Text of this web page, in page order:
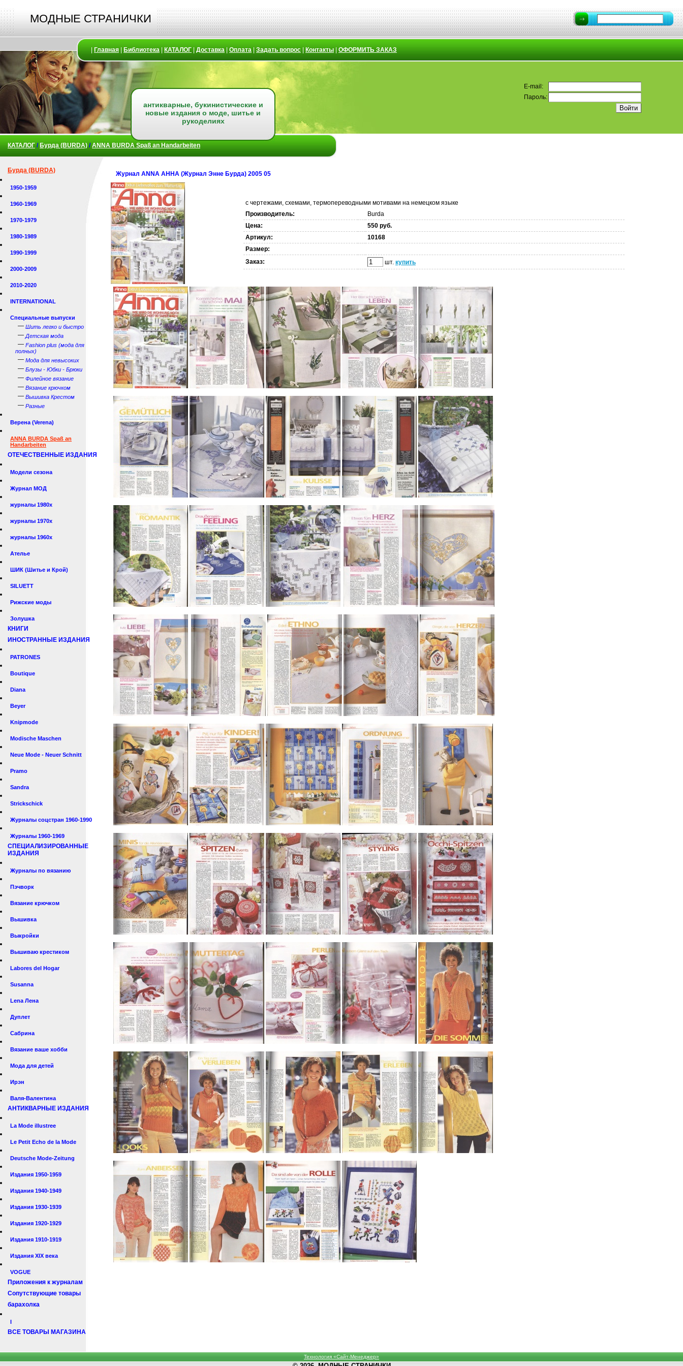
МОДНЫЕ СТРАНИЧКИ
Главная Библиотека КАТАЛОГ Доставка Оплата Задать вопрос Контакты ОФОРМИТЬ ЗАКАЗ
антикварные, букинистические и
новые издания о моде, шитье и
рукоделиях
E-mail:
Пароль:
КАТАЛОГ / Бурда (BURDA) /ANNA BURDA Spaß an Handarbeiten
Бурда (BURDA)
1950-1959
1960-1969
1970-1979
1980-1989
1990-1999
2000-2009
2010-2020
INTERNATIONAL
Специальные выпуски
— Шить легко и быстро
— Детская мода
— Fashion plus (мода для
полных)
— Мода для невысоких
— Блузы - Юбки - Брюки
— Филейное вязание
— Вязание крючком
— Вышивка Крестом
— Разные
Верена (Verena)
ANNA BURDA Spaß an
Handarbeiten
ОТЕЧЕСТВЕННЫЕ ИЗДАНИЯ
Модели сезона
Журнал МОД
журналы 1980х
журналы 1970х
журналы 1960х
Ателье
ШИК (Шитье и Крой)
SILUETT
Рижские моды
Золушка
КНИГИ
ИНОСТРАННЫЕ ИЗДАНИЯ
PATRONES
Boutique
Diana
Beyer
Knipmode
Modische Maschen
Neue Mode - Neuer Schnitt
Pramo
Sandra
Strickschick
Журналы соцстран 1960-1990
Журналы 1960-1969
СПЕЦИАЛИЗИРОВАННЫЕ
ИЗДАНИЯ
Журналы по вязанию
Пэчворк
Вязание крючком
Вышивка
Выкройки
Вышиваю крестиком
Labores del Hogar
Susanna
Lena Лена
Дуплет
Сабрина
Вязание ваше хобби
Мода для детей
Ирэн
Валя-Валентина
АНТИКВАРНЫЕ ИЗДАНИЯ
La Mode illustree
Le Petit Echo de la Mode
Deutsche Mode-Zeitung
Издания 1950-1959
Издания 1940-1949
Издания 1930-1939
Издания 1920-1929
Издания 1910-1919
Издания XIX века
VOGUE
Приложения к журналам
Сопутствующие товары
барахолка
I
ВСЕ ТОВАРЫ МАГАЗИНА
Журнал ANNA АННА (Журнал Энне Бурда) 2005 05
с чертежами, схемами, термопереводными мотивами на немецком языке
Производитель:
Burda
Цена:
550 руб.
Артикул:
10168
Размер:
Заказ:
шт. купить
Технология «Сайт-Менеджер»